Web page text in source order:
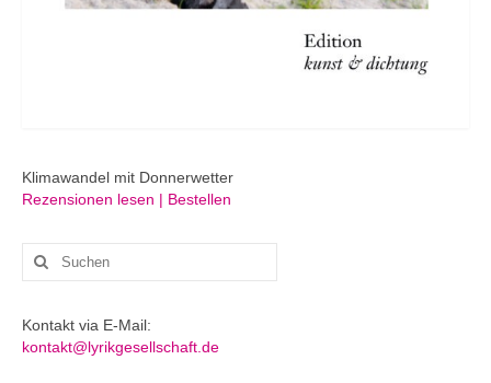
Klimawandel mit Donnerwetter
Rezensionen lesen | Bestellen
Suchen
nach:
Kontakt via E-Mail:
kontakt@lyrikgesellschaft.de